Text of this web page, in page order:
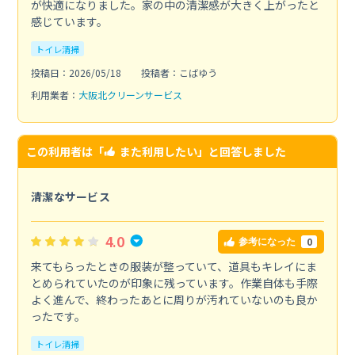
が快適になりました。家の中の清潔感が大きく上がったと
感じています。
トイレ清掃
投稿日：2026/05/18
投稿者：こばゆう
利用業者： 大阪北クリーンサービス
この利用者は「 また利用したい」と回答しました
清潔なサービス
4.0 参考になった 0
来てもらったときの服装が整っていて、道具もキレイにま
とめられていたのが印象に残っています。作業自体も手際
よく進んで、終わったあとに周りが汚れていないのも良か
ったです。
トイレ清掃